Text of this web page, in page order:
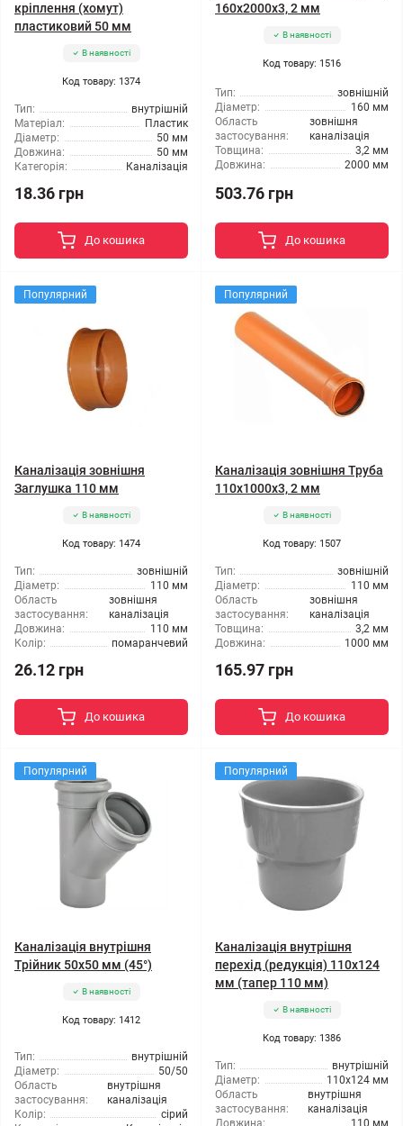
кріплення (хомут)
пластиковий 50 мм
В наявності
Код товару: 1374
Тип:
внутрішній
Матеріал:
Пластик
Діаметр:
50 мм
Довжина:
50 мм
Категорія:
Каналізація
18.36 грн
До кошика
160x2000x3, 2 мм
В наявності
Код товару: 1516
Тип:
зовнішній
Діаметр:
160 мм
Область
застосування:
зовнішня
каналізація
Товщина:
3,2 мм
Довжина:
2000 мм
503.76 грн
До кошика
Популярний
Каналізація зовнішня
Заглушка 110 мм
В наявності
Код товару: 1474
Тип:
зовнішній
Діаметр:
110 мм
Область
застосування:
зовнішня
каналізація
Довжина:
110 мм
Колір:
помаранчевий
26.12 грн
До кошика
Популярний
Каналізація зовнішня Труба
110x1000x3, 2 мм
В наявності
Код товару: 1507
Тип:
зовнішній
Діаметр:
110 мм
Область
застосування:
зовнішня
каналізація
Товщина:
3,2 мм
Довжина:
1000 мм
165.97 грн
До кошика
Популярний
Каналізація внутрішня
Трійник 50x50 мм (45°)
В наявності
Код товару: 1412
Тип:
внутрішній
Діаметр:
50/50
Область
застосування:
внутрішня
каналізація
Колір:
сірий
Популярний
Каналізація внутрішня
перехід (редукція) 110x124
мм (тапер 110 мм)
В наявності
Код товару: 1386
Тип:
внутрішній
Діаметр:
110x124 мм
Область
застосування:
внутрішня
каналізація
Довжина:
110 мм